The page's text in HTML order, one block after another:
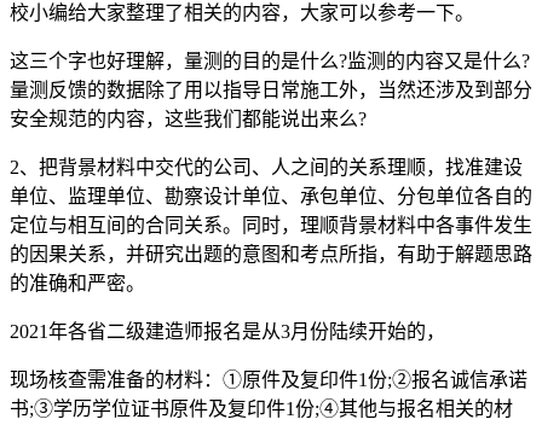
校小编给大家整理了相关的内容，大家可以参考一下。
这三个字也好理解，量测的目的是什么?监测的内容又是什么?
量测反馈的数据除了用以指导日常施工外，当然还涉及到部分
安全规范的内容，这些我们都能说出来么?
2、把背景材料中交代的公司、人之间的关系理顺，找准建设
单位、监理单位、勘察设计单位、承包单位、分包单位各自的
定位与相互间的合同关系。同时，理顺背景材料中各事件发生
的因果关系，并研究出题的意图和考点所指，有助于解题思路
的准确和严密。
2021年各省二级建造师报名是从3月份陆续开始的，
现场核查需准备的材料：①原件及复印件1份;②报名诚信承诺
书;③学历学位证书原件及复印件1份;④其他与报名相关的材